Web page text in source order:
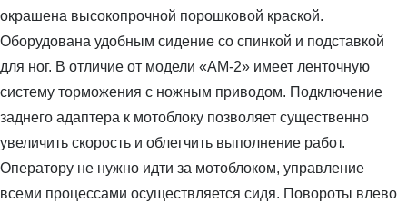
окрашена высокопрочной порошковой краской.
Оборудована удобным сидение со спинкой и подставкой
для ног. В отличие от модели «АМ-2» имеет ленточную
систему торможения с ножным приводом. Подключение
заднего адаптера к мотоблоку позволяет существенно
увеличить скорость и облегчить выполнение работ.
Оператору не нужно идти за мотоблоком, управление
всеми процессами осуществляется сидя. Повороты влево